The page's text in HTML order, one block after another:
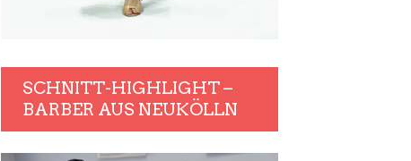
SCHNITT-HIGHLIGHT –
BARBER AUS NEUKÖLLN